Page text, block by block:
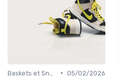
• 05/02/2026